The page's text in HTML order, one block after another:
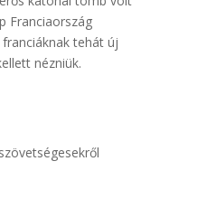
Franciaország
tehát új
nézniük.